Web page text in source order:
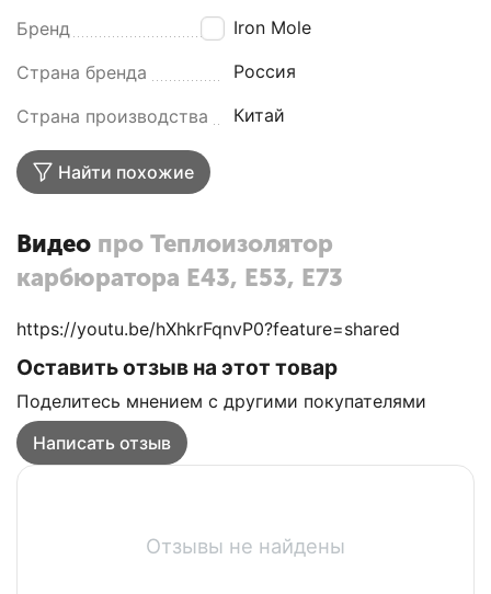
Бренд
Iron Mole
Страна бренда Россия
Страна производства Китай
Найти похожие
Видео про Теплоизолятор
карбюратора Е43, Е53, Е73
https://youtu.be/hXhkrFqnvP0?feature=shared
Оставить отзыв на этот товар
Поделитесь мнением с другими покупателями
Написать отзыв
Отзывы не найдены